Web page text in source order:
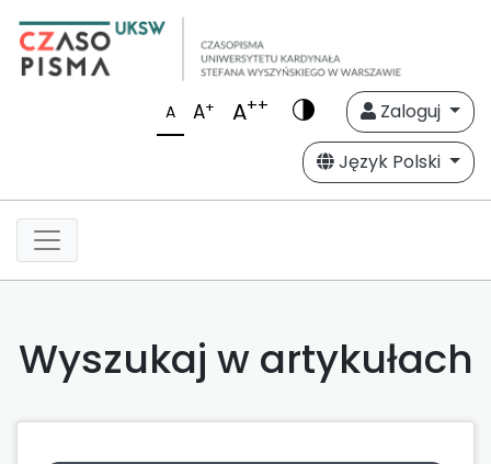
A A+ A++
Zaloguj
Język Polski
Wyszukaj w artykułach